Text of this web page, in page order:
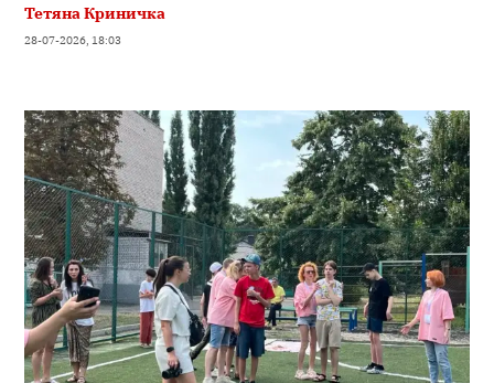
Тетяна Криничка
28-07-2026, 18:03